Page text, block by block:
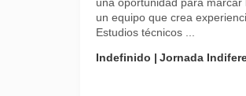
un equipo que crea
Estudios técnicos ...
Indefinido
Jornada